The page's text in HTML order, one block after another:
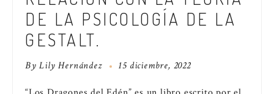
DE LA PSICOLOGÍA DE LA
GESTALT.
ByLily Hernández 15 diciembre, 2022